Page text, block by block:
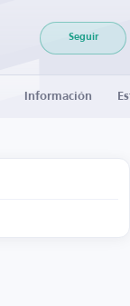
Seguir
Información